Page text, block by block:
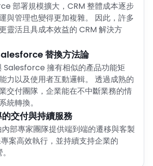
部署規模擴大，CRM 整體成本逐步
與管理也變得更加複雜。 因此，許多
靈活且具成本效益的 CRM 解決方
替換方法論
Salesforce 擁有相似的產品功能矩
力以及使用者互動邏輯。 透過成熟的
交付團隊，企業能在不中斷業務的情
統轉換。
交付與持續服務
部專家團隊提供端到端的遷移與客製
案高效執行，並持續支持企業的